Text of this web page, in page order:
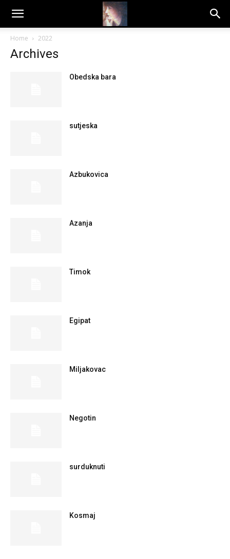
Dragana
Amarilis
Home 2022
Archives
Obedska bara
sutjeska
Azbukovica
Azanja
Timok
Egipat
Miljakovac
Negotin
surduknuti
Kosmaj